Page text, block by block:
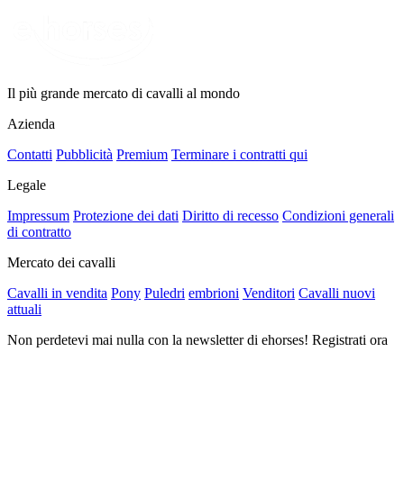
Il più grande mercato di cavalli al mondo
Azienda
Contatti Pubblicità Premium Terminare i contratti qui
Legale
Impressum Protezione dei dati Diritto di recesso Condizioni generali
di contratto
Mercato dei cavalli
Cavalli in vendita Pony Puledri embrioni Venditori Cavalli nuovi
attuali
Non perdetevi mai nulla con la newsletter di ehorses! Registrati ora